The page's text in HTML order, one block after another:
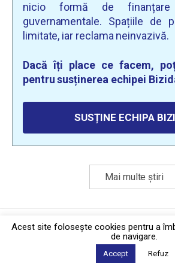
nicio formă de
guvernamentale. Spațiile de
limitate, iar reclama neinvazivă.
Dacă îți place ce facem,
pentru susținerea echipei
SUSȚINE ECHIPA
Mai multe știri
Politica de confidențialitate·
2026 © Biziday
Acest site foloseşte cookies pentru a
de navigare.
Accept Refuz